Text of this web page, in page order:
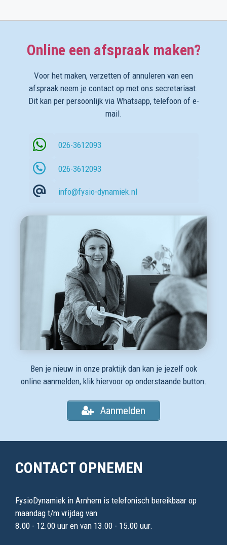
Online een afspraak maken?
Voor het maken, verzetten of annuleren van een
afspraak neem je contact op met ons secretariaat.
Dit kan per persoonlijk via Whatsapp, telefoon of e-
mail.
026-3612093
026-3612093
info@fysio-dynamiek.nl
Ben je nieuw in onze praktijk dan kan je jezelf ook
online aanmelden, klik hiervoor op onderstaande button.
Aanmelden
CONTACT OPNEMEN
FysioDynamiek in Arnhem is telefonisch bereikbaar op
maandag t/m vrijdag van
8.00 - 12.00 uur en van 13.00 - 15.00 uur.